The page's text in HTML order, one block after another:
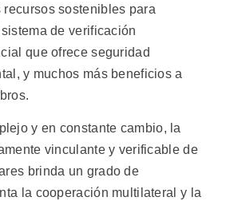
sostenibles para
de verificación
que ofrece seguridad
y muchos más beneficios a
y en constante cambio, la
vinculante y verificable de
brinda un grado de
la cooperación multilateral y la